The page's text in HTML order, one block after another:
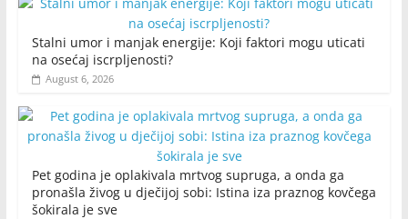
Stalni umor i manjak energije: Koji faktori mogu uticati
na osećaj iscrpljenosti?
August 6, 2026
Pet godina je oplakivala mrtvog supruga, a onda ga
pronašla živog u dječijoj sobi: Istina iza praznog kovčega
šokirala je sve